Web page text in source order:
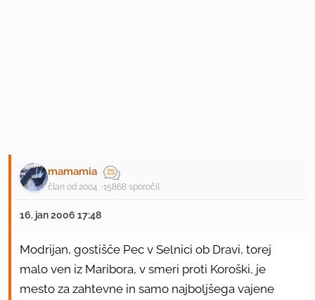
mamamia
član od 2004 15868 sporočil
16. jan 2006 17:48
Modrijan, gostišče Pec v Selnici ob Dravi, torej
malo ven iz Maribora, v smeri proti Koroški, je
mesto za zahtevne in samo najboljšega vajene